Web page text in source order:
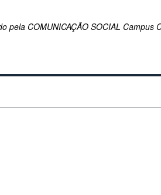
pela COMUNICAÇÃO SOCIAL Campus